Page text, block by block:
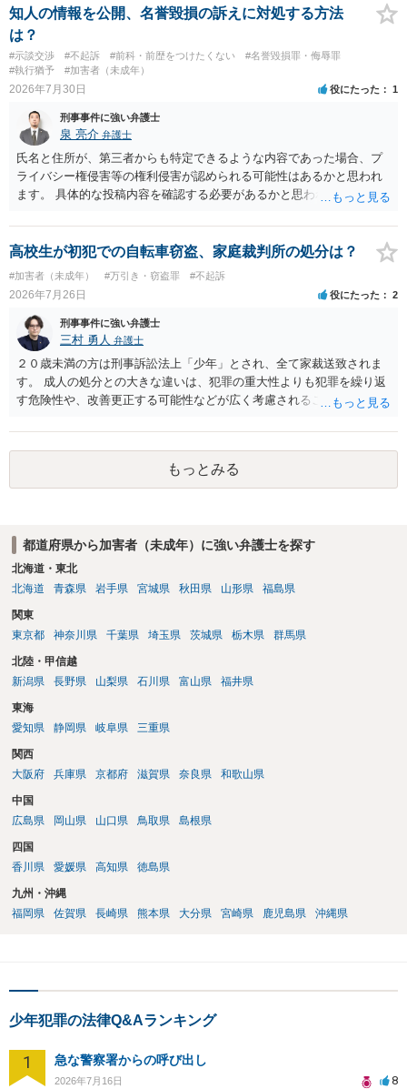
立します。 質問者様がご自身のポケットマネーから懸賞として賞金を
出し、参加者からの参加費が全額会場レンタル費用に充てられて賞金
原資と完全に分離されている場合、参加者が自らの財物を失うリスク
が存在しないため賭博罪には該当しないとする見解が一般的です。ま
た、利益を得る目的もないため賭博場開帳図利罪も成立しないと考え
事・行政上の観点から以下の点が考慮されます。景品表示法について
は事業者が顧客を誘引するためのものではないため対象外と考えられ
ますが、自治会館の利用規約（目的外利用や金銭徴収の可否など）へ
の抵触が問題となることがあります。 【質問3への回答】 主催者とし
ての注意点として、まず参加費がすべて会場代の実費に充てられてい
とを明確にしておくことが大切です。また、自治会館の管理者に対
し、参加費の集金を含む利用目的を事前に正確に伝えて了解を得てお
知人の情報を公開、名誉毀損の訴えに対処する方法
は？
#示談交渉 #不起訴 #前科・前歴をつけたくない
#名誉毀損罪・侮辱罪
#執行猶予
#加害者（未成年）
2026年7月30日 役にたった 1
刑事事件に強い弁護士
泉 亮介 弁護士
氏名と住所が、第三者からも特定できるような内容であった場合、プ
ライバシー権侵害等の権利侵害が認められる可能性はあるかと思われ
ます。 具体的な投稿内容を確認する必要があるかと思われますので、
でしょう。
高校生が初犯での自転車窃盗、家庭裁判所の処分は？
#加害者（未成年） #万引き・窃盗罪 #不起訴
2026年7月26日 役にたった 2
刑事事件に強い弁護士
三村 勇人 弁護士
２０歳未満の方は刑事訴訟法上「少年」とされ、全て家裁送致されま
す。 成人の処分との大きな違いは、犯罪の重大性よりも犯罪を繰り返
す危険性や、改善更正する可能性などが広く考慮されることです。 そ
年とされ、犯罪を犯していなくとも、不良交友等が原因で、保護観察
や少年院送致される可能性もあります。 本件生活状況が分かりません
ので、適切なアドバイスがしにくいのですが、通常初犯の自転車窃盗
で生活環境が整っていれば、審判不開始か不処分となる可能性はあり
もっとみる
都道府県から加害者（未成年）に強い弁護士を探す
北海道・東北
北海道
青森県 岩手県 宮城県 秋田県 山形県 福島県
関東
東京都
神奈川県 千葉県 埼玉県 茨城県 栃木県 群馬県
北陸・甲信越
新潟県
長野県 山梨県 石川県 富山県 福井県
東海
愛知県
静岡県 岐阜県 三重県
関西
大阪府
兵庫県 京都府 滋賀県 奈良県 和歌山県
中国
広島県
岡山県 山口県 鳥取県 島根県
四国
香川県
愛媛県 高知県 徳島県
九州・沖縄
福岡県
佐賀県 長崎県 熊本県 大分県 宮崎県 鹿児島県 沖縄県
少年犯罪の法律Q&Aランキング
1 急な警察署からの呼び出し
2026年7月16日 8